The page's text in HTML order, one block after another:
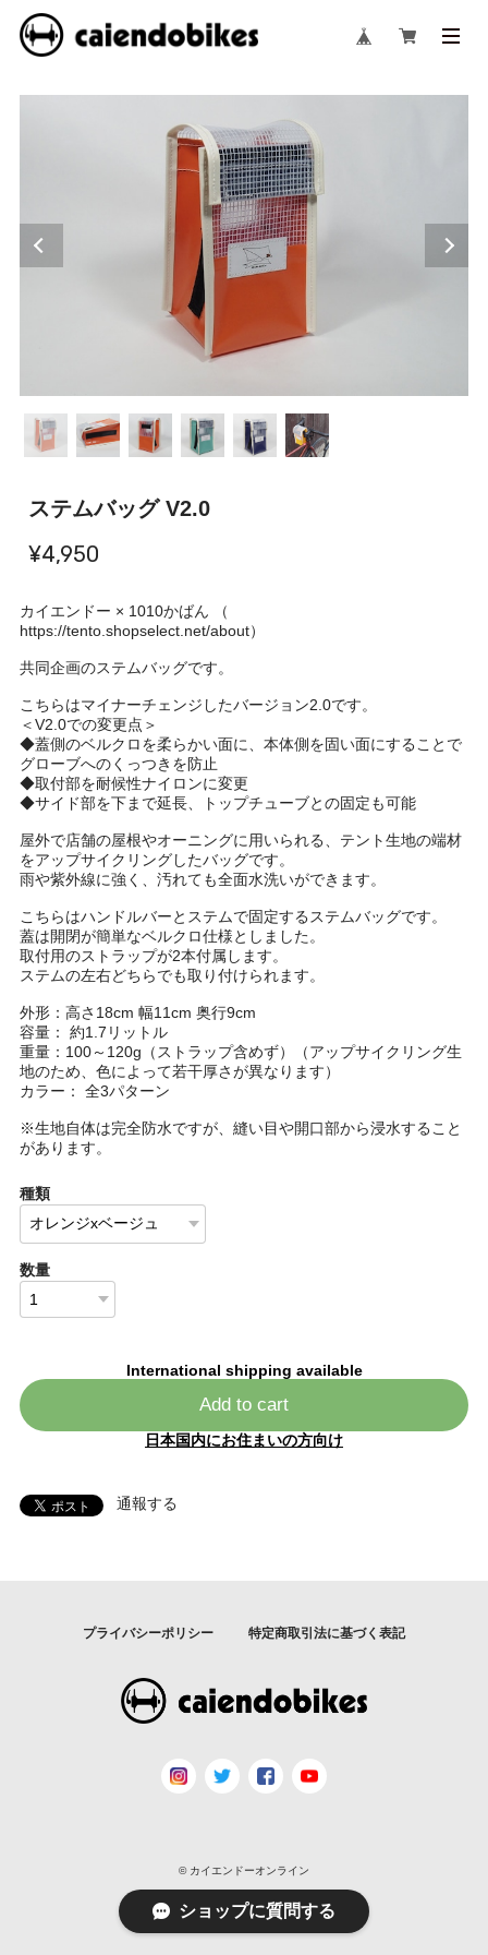
ステムバッグ V2.0
¥4,950
カイエンドー × 1010かばん （
https://tento.shopselect.net/about）
共同企画のステムバッグです。
こちらはマイナーチェンジしたバージョン2.0です。
＜V2.0での変更点＞
◆蓋側のベルクロを柔らかい面に、本体側を固い面にすることで
グローブへのくっつきを防止
◆取付部を耐候性ナイロンに変更
◆サイド部を下まで延長、トップチューブとの固定も可能
屋外で店舗の屋根やオーニングに用いられる、テント生地の端材
をアップサイクリングしたバッグです。
雨や紫外線に強く、汚れても全面水洗いができます。
こちらはハンドルバーとステムで固定するステムバッグです。
蓋は開閉が簡単なベルクロ仕様としました。
取付用のストラップが2本付属します。
ステムの左右どちらでも取り付けられます。
外形：高さ18cm 幅11cm 奥行9cm
容量： 約1.7リットル
重量：100～120g（ストラップ含めず）（アップサイクリング生
地のため、色によって若干厚さが異なります）
カラー： 全3パターン
※生地自体は完全防水ですが、縫い目や開口部から浸水すること
があります。
種類
数量
International shipping available
Add to cart
日本国内にお住まいの方向け
通報する
プライバシーポリシー 特定商取引法に基づく表記
© カイエンドーオンライン
ショップに質問する